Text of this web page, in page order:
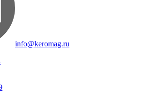
info@keromag.ru